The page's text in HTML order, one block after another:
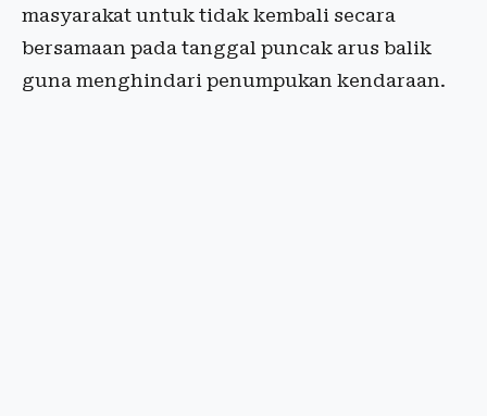
masyarakat untuk tidak kembali secara
bersamaan pada tanggal puncak arus balik
guna menghindari penumpukan kendaraan.